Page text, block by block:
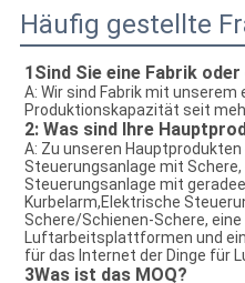
Häufig gestellte
1Sind Sie eine Fabrik
A: Wir sind Fabrik mit unserem
Produktionskapazität seit
2: Was sind Ihre
A: Zu unseren
Steuerungsanlage mit
Steuerungsanlage mit
Kurbelarm,Elektrische
Schere/Schienen-Schere,
Luftarbeitsplattformen und
für das Internet der Dinge für
3Was ist das MOQ?